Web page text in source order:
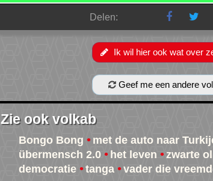
Delen:
Ik wil hier ook wat over
Geef me een andere
Zie ook volkab
Bongo Bong met de auto naar
übermensch 2.0
het leven zwarte
democratie
tanga vader die